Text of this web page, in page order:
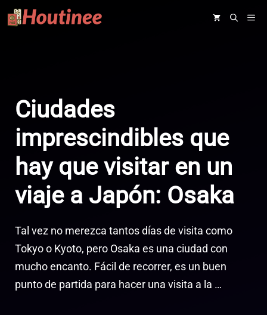
Saltar
al
Ciudades
imprescindibles que
hay que visitar en un
viaje a Japón: Osaka
Tal vez no merezca tantos días de visita como
Tokyo o Kyoto, pero Osaka es una ciudad con
mucho encanto. Fácil de recorrer, es un buen
punto de partida para hacer una visita a la …